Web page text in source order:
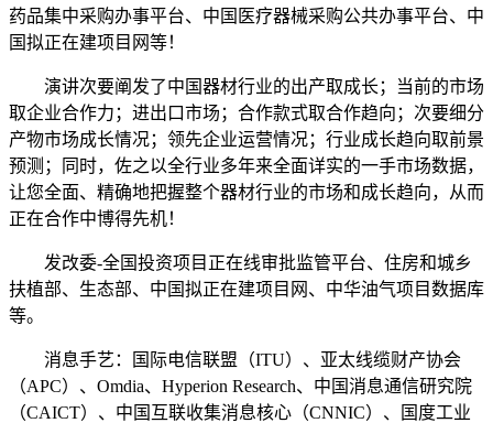
药品集中采购办事平台、中国医疗器械采购公共办事平台、中
国拟正在建项目网等！
演讲次要阐发了中国器材行业的出产取成长；当前的市场
取企业合作力；进出口市场；合作款式取合作趋向；次要细分
产物市场成长情况；领先企业运营情况；行业成长趋向取前景
预测；同时，佐之以全行业多年来全面详实的一手市场数据，
让您全面、精确地把握整个器材行业的市场和成长趋向，从而
正在合作中博得先机！
发改委-全国投资项目正在线审批监管平台、住房和城乡
扶植部、生态部、中国拟正在建项目网、中华油气项目数据库
等。
消息手艺：国际电信联盟（ITU）、亚太线缆财产协会
（APC）、Omdia、Hyperion Research、中国消息通信研究院
（CAICT）、中国互联收集消息核心（CNNIC）、国度工业